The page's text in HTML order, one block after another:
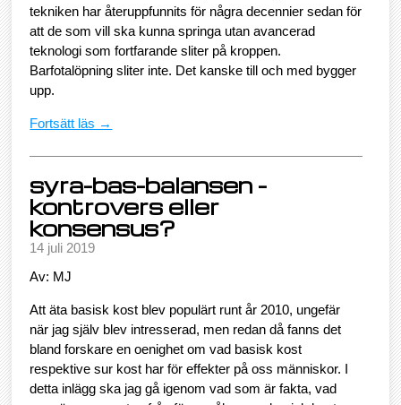
tekniken har återuppfunnits för några decennier sedan för
att de som vill ska kunna springa utan avancerad
teknologi som fortfarande sliter på kroppen.
Barfotalöpning sliter inte. Det kanske till och med bygger
upp.
Fortsätt läs →
syra-bas-balansen -
kontrovers eller
konsensus?
14 juli 2019
Av: MJ
Att äta basisk kost blev populärt runt år 2010, ungefär
när jag själv blev intresserad, men redan då fanns det
bland forskare en oenighet om vad basisk kost
respektive sur kost har för effekter på oss människor. I
detta inlägg ska jag gå igenom vad som är fakta, vad